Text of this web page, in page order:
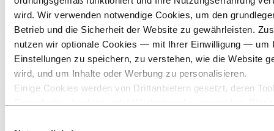
wird. Wir verwenden notwendige Cookies, um den
Betrieb und die Sicherheit der Website zu gewährleisten.
nutzen wir optionale Cookies — mit Ihrer Einwilligung — um
Einstellungen zu speichern, zu verstehen, wie die Website
wird, und um Inhalte oder Werbung zu personalisieren.
Einige Cookies werden von Drittanbietern gesetzt, deren
Qualität und Langlebigkeit dank
Aluminium
Für das Gehäuse der Spiegelschränke und Lichtspiegel setzt
Schneider bereits seit 1967 auf Aluminium
. „Der Qualität und
Langlebigkeit wegen“, so Dominic Dietsche. Dabei spielt aber auch
Nachhaltigkeit eine zentrale Rolle. In Flums setzt der langjährige